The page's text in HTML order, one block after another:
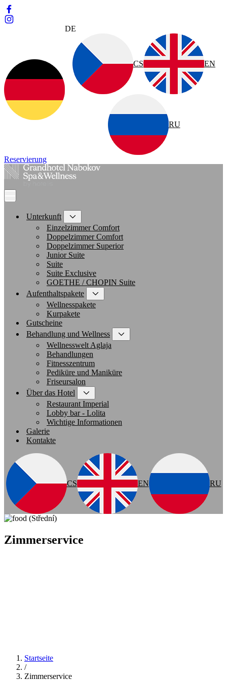
DE
CS EN
RU
Reservierung
Unterkunft
Einzelzimmer Comfort
Doppelzimmer Comfort
Doppelzimmer Superior
Junior Suite
Suite
Suite Exclusive
GOETHE / CHOPIN Suite
Aufenthaltspakete
Wellnesspakete
Kurpakete
Gutscheine
Behandlung und Wellness
Wellnesswelt Aglaja
Behandlungen
Fitnesszentrum
Pediküre und Maniküre
Friseursalon
Über das Hotel
Restaurant Imperial
Lobby bar - Lolita
Wichtige Informationen
Galerie
Kontakte
CS EN RU
Zimmerservice
Startseite
/
Zimmerservice